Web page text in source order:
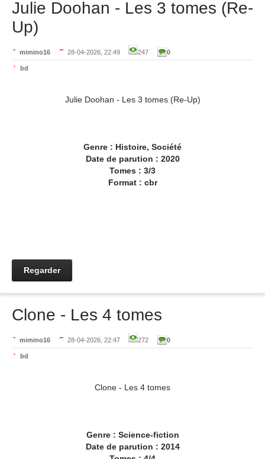
Julie Doohan - Les 3 tomes (Re-
Up)
mimino16 28-04-2026, 22:49 247 0
bd
Julie Doohan - Les 3 tomes (Re-Up)
Genre : Histoire, Société
Date de parution : 2020
Tomes : 3/3
Format : cbr
Regarder
Clone - Les 4 tomes
mimino16 28-04-2026, 22:47 272 0
bd
Clone - Les 4 tomes
Genre : Science-fiction
Date de parution : 2014